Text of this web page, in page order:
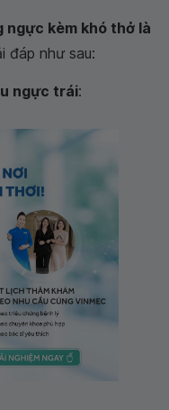
kèm khó thở là
đáp như sau:
ngực trái: